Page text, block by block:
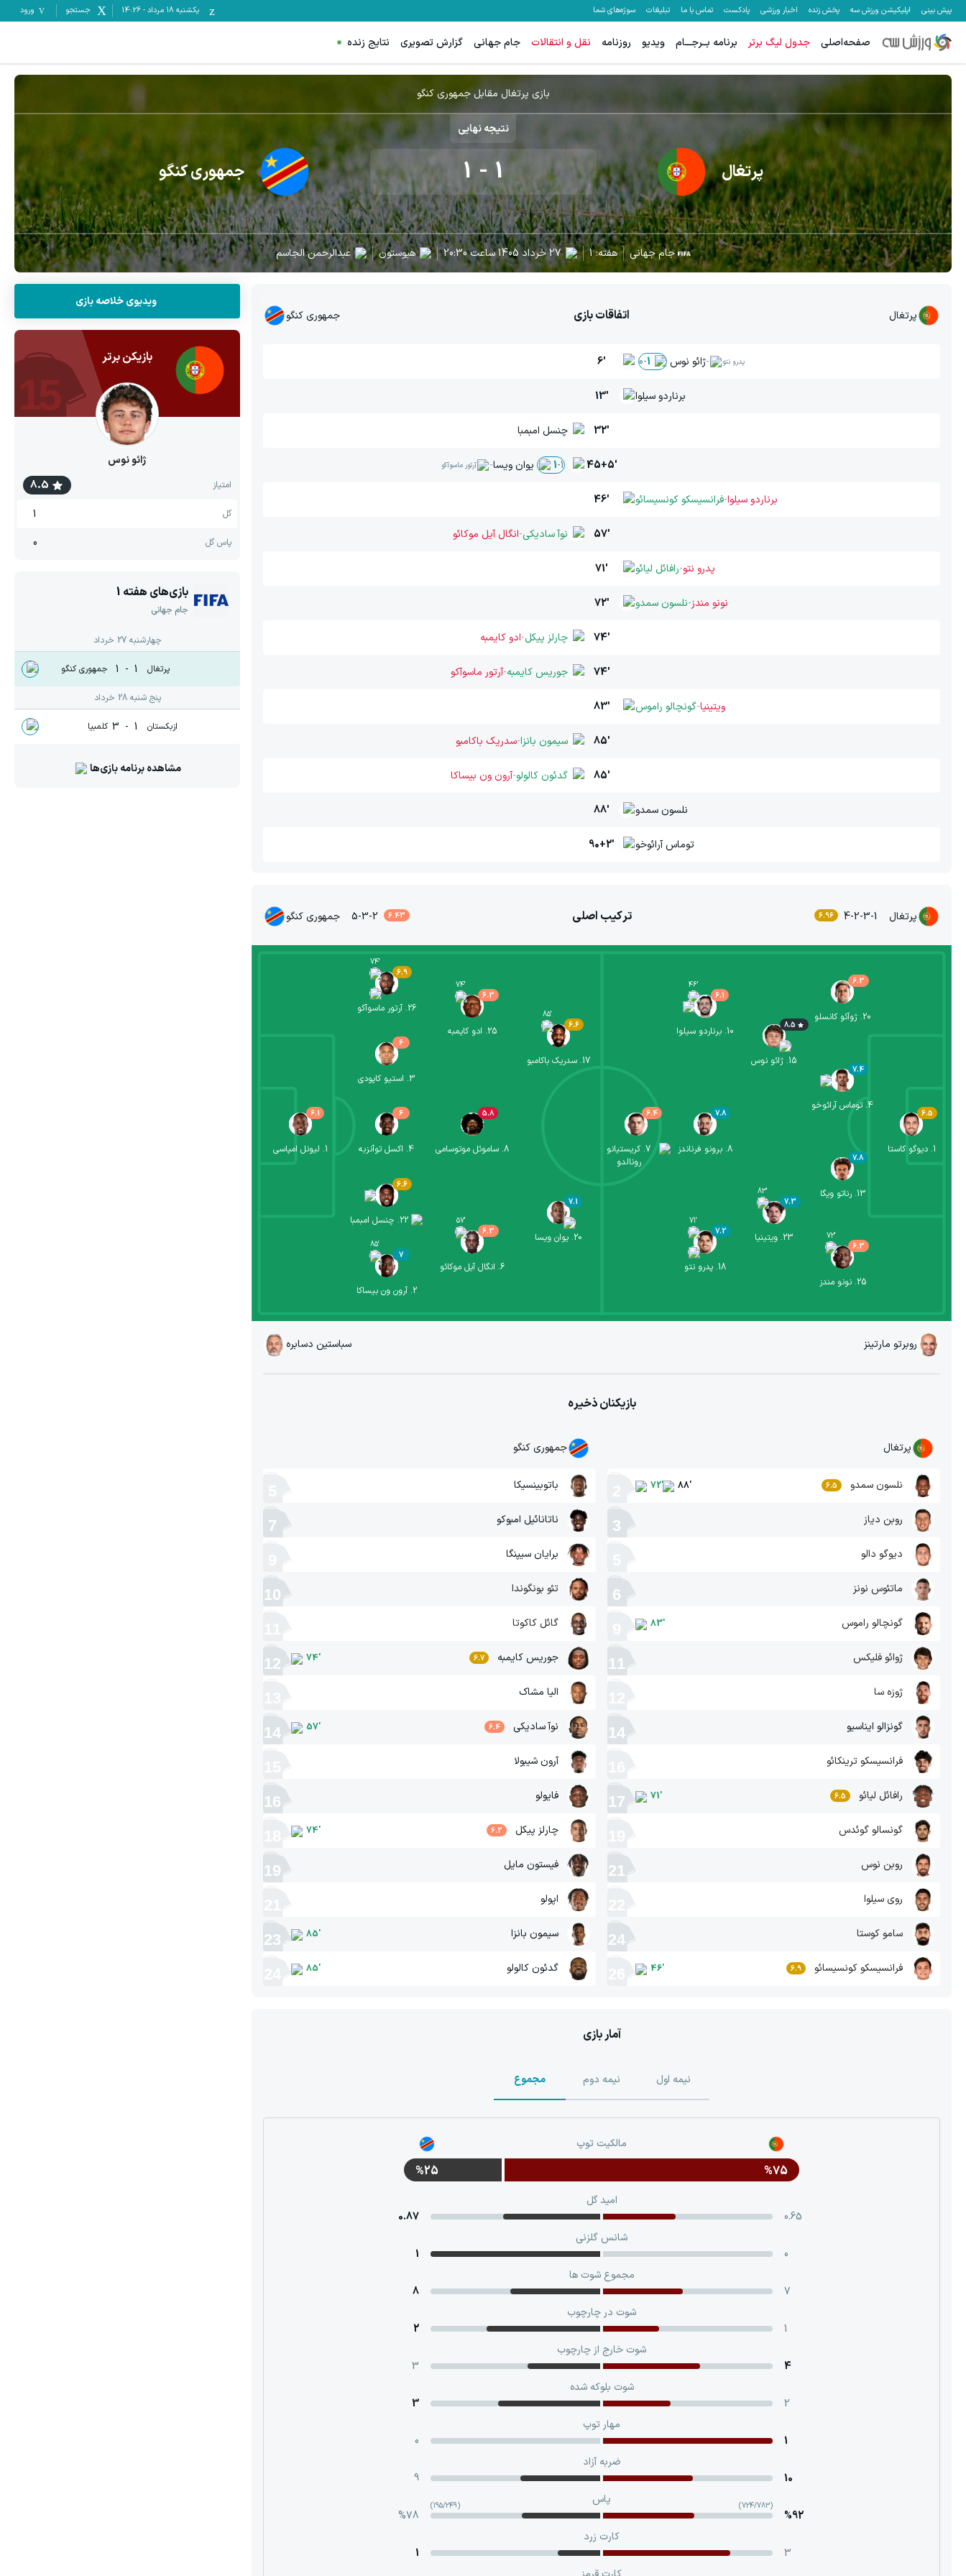
پیش بینی اپلیکیشن ورزش سه پخش زنده اخبار ورزشی پادکست تماس با ما تبلیغات سوژه‌های شما یکشنبه ۱۸ مرداد -
14:26 جستجو ورود
صفحه‌اصلی جدول لیگ برتر برنامه بــرجـــام ویدیو روزنامه نقل و انتقالات جام جهانی گزارش تصویری نتایج زنده
بازی پرتغال مقابل جمهوری کنگو
نتیجه نهایی
پرتغال 1
-
1 جمهوری کنگو
جام جهانی هفته:1 27 خرداد 1405 ساعت20:30 هیوستون عبدالرحمن الجاسم
اتفاقات بازی پرتغال جمهوری کنگو
6' 1
-
0 ژائو نوس- پدرو نتو
13' برناردو سیلوا
32' چنسل امبمبا
45+5'
1
-
1 یوان ویسا- آرتور ماسوآکو
46' فرانسیسکو کونسیسائو-برناردو سیلوا
57' نوآ سادیکی-انگال آیل موکائو
71' رافائل لیائو-پدرو نتو
72' نلسون سمدو-نونو مندز
74' چارلز پیکل-ادو کایمبه
74' جوریس کایمبه-آرتور ماسوآکو
83' گونچالو راموس-ویتینیا
85' سیمون بانزا-سدریک باکامبو
85' گدئون کالولو-آرون ون بیساکا
88' نلسون سمدو
90+2' توماس آرائوخو
ترکیب اصلی پرتغال 4-2-3-1
6.96
6.43
5-3-2 جمهوری کنگو
1
.دیوگو کاستا
6.5
25
.نونو مندز
6.3
72'
13
.رناتو ویگا
7.8
4
.توماس آرائوخو
7.4
20
.ژوآئو کانسلو
6.3
23
. ویتینیا
7.3
83'
15
. ژائو نوس
8.5
18
.پدرو نتو
7.2
71'
8
.برونو فرناندز
7.8
10
.برناردو سیلوا
6.1
46'
7
. کریستیانو
رونالدو
6.4
1
. لیونل امپاسی
6.1
2
.آرون ون بیساکا
7
85'
22
. چنسل امبمبا
6.6
4
. اکسل توآنزبه
6
3
. استیو کاپودی
6
26
.آرتور ماسوآکو
6.9
74'
6
. انگال آیل موکائو
6.3
57'
8
. ساموئل موتوسامی
5.8
25
. ادو کایمبه
6.3
74'
20
. یوان ویسا
7.1
17
. سدریک باکامبو
6.6
85'
روبرتو مارتینز سباستین دسابره
بازیکنان ذخیره
پرتغال
نلسون سمدو 6.5
72' 88'
روبن دیاز 3
دیوگو دالو
ماتئوس نونز 6
گونچالو راموس 83'
ژوائو فلیکس 11
ژوزه سا
گونزالو ایناسیو 14
فرانسیسکو ترینکائو
رافائل لیائو 6.5
71'
17
گونسالو گوئدس
روبن نوس 21
روی سیلوا
سامو کوستا 24
فرانسیسکو کونسیسائو 6.9
46'
جمهوری کنگو
باتوبینسیکا
ناتانائیل امبوکو 7
برایان سیپنگا
تئو بونگوندا 10
گائل کاکوتا
جوریس کایمبه 6.7
74'
12
الیا مشاک
نوآ سادیکی 6.4
57'
14
آرون شیبولا
فایولو 16
چارلز پیکل 6.2
74'
فیستون مایل 19
اپولو
سیمون بانزا 85'
23
گدئون کالولو 85'
آمار بازی
نیمه اول نیمه دوم مجموع
مالکیت توپ
%75
%25
امید گل
0.65
0.87
شانس گلزنی
0
1
مجموع شوت ها
7
8
شوت در چارچوب
1
2
شوت خارج از چارچوب
4
3
شوت بلوکه‌ شده
2
3
مهار توپ
1
0
ضربه آزاد
10
9
پاس
%92
(724/783)
(195/249)
%78
کارت زرد
3
1
ویدیوی خلاصه بازی
بازیکن برتر
15
ژائو نوس
امتیاز 8.5
گل 1
پاس گل 0
بازی‌های هفته 1
جام جهانی
چهارشنبه 27 خرداد
پرتغال 1
-
1 جمهوری کنگو
پنج شنبه 28 خرداد
ازبکستان 1
-
3 کلمبیا
مشاهده برنامه بازی‌ها